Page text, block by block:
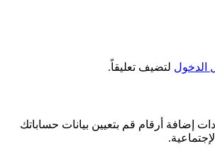
لتضيف تعليقاً.
إضافة أرقام قم بتعيين بيانات حساباتك